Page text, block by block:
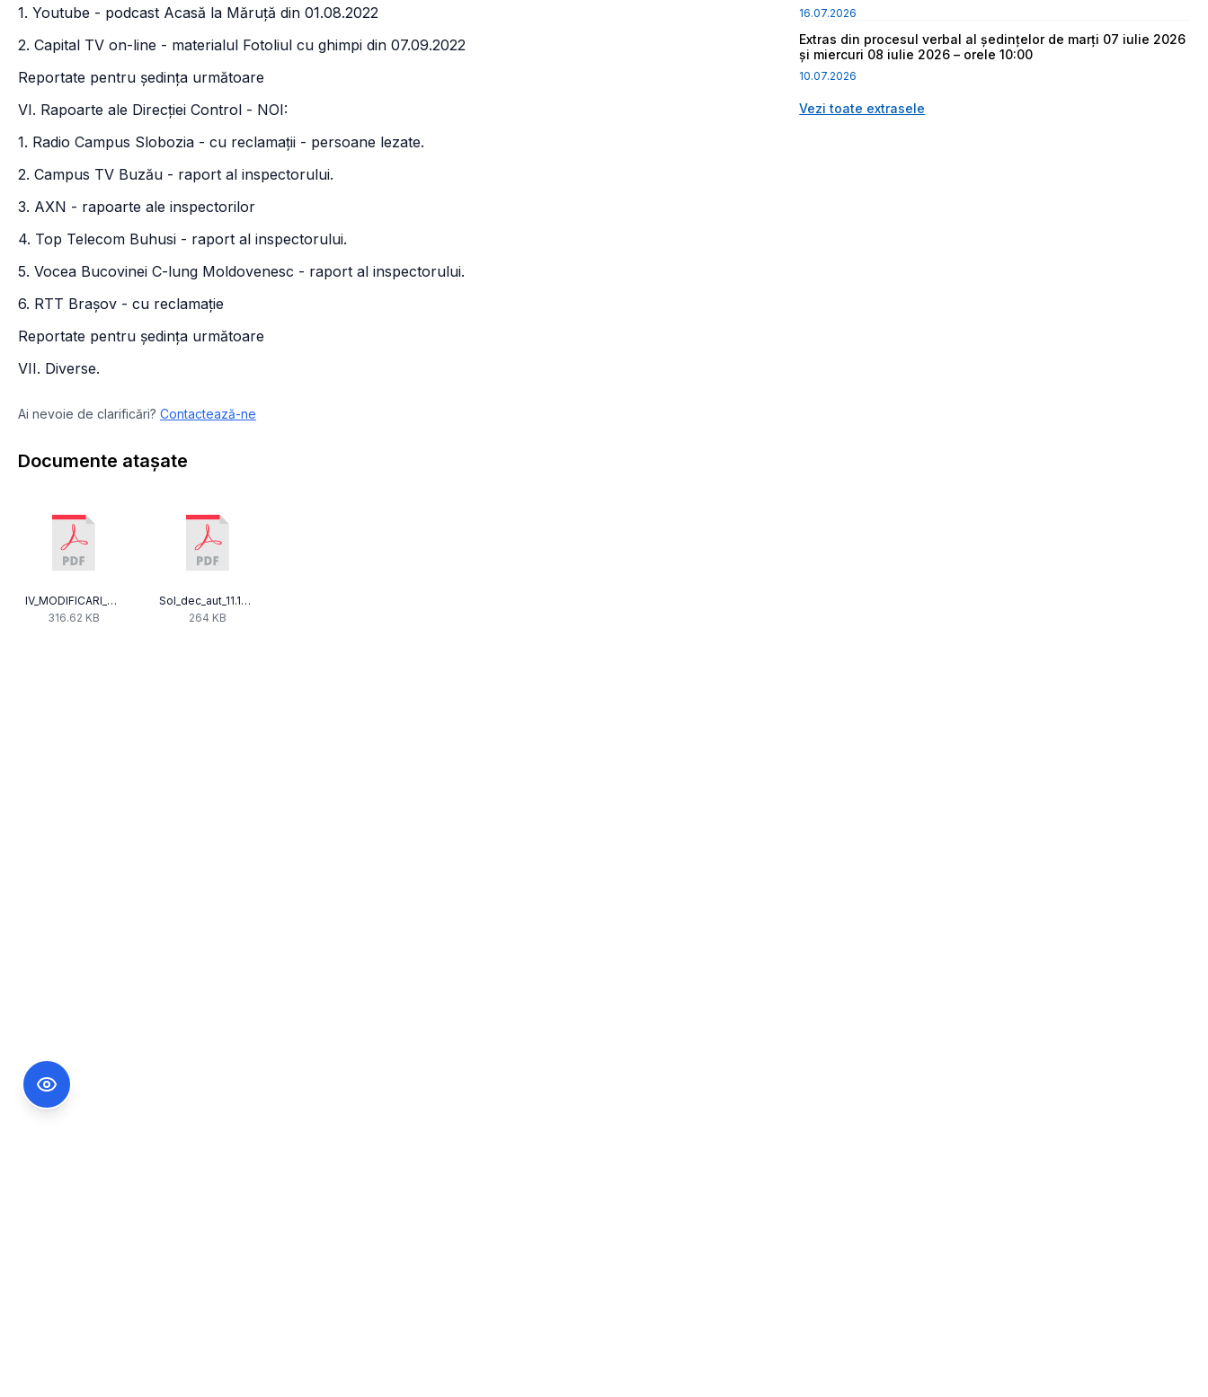
1. Youtube - podcast Acasă la Măruță din 01.08.2022
2. Capital TV on-line - materialul Fotoliul cu ghimpi din 07.09.2022
Reportate pentru ședința următoare
VI. Rapoarte ale Direcției Control - NOI:
1. Radio Campus Slobozia - cu reclamații - persoane lezate.
2. Campus TV Buzău - raport al inspectorului.
3. AXN - rapoarte ale inspectorilor
4. Top Telecom Buhusi - raport al inspectorului.
5. Vocea Bucovinei C-lung Moldovenesc - raport al inspectorului.
6. RTT Brașov - cu reclamație
Reportate pentru ședința următoare
VII. Diverse.
Ai nevoie de clarificări? Contactează-ne
Documente atașate
IV_MODIFICARI_AVIZE_-ORANGE_ROMANIA_COMMUNICATIONS_SA.pdf
316.62 KB
Sol_dec_aut_11.10.2022.pdf
264 KB
16.07.2026
Extras din procesul verbal al ședințelor de marți 07 iulie 2026
și miercuri 08 iulie 2026 – orele 10:00
10.07.2026
Vezi toate extrasele